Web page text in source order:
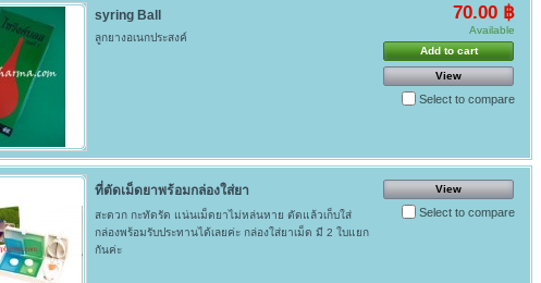
syring Ball
ลูกยางอเนกประสงค์
70.00 ฿
Available
Add to cart
View
Select to compare
ที่ตัดเม็ดยาพร้อมกล่องใส่ยา
สะดวก กะทัดรัด แน่นเม็ดยาไม่หล่นหาย ตัดแล้วเก็บใส่
กล่องพร้อมรับประทานได้เลยค่ะ กล่องใส่ยาเม็ด มี 2 ใบแยก
กันค่ะ
View
Select to compare